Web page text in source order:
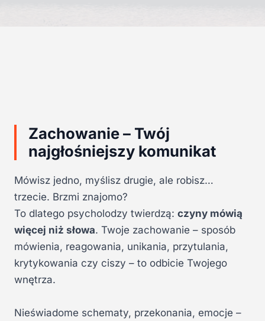
Zachowanie – Twój
najgłośniejszy komunikat
Mówisz jedno, myślisz drugie, ale robisz…
trzecie. Brzmi znajomo?
To dlatego psycholodzy twierdzą: czyny mówią
więcej niż słowa. Twoje zachowanie – sposób
mówienia, reagowania, unikania, przytulania,
krytykowania czy ciszy – to odbicie Twojego
wnętrza.
Nieświadome schematy, przekonania, emocje –